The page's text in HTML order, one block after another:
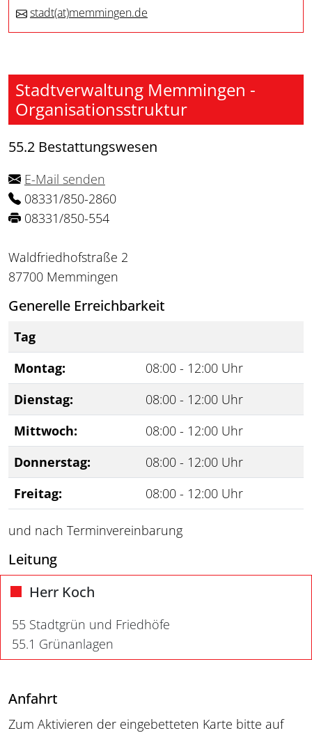
stadt(at)memmingen.de
Stadtverwaltung Memmingen -
Organisationsstruktur
55.2 Bestattungswesen
E-Mail senden
08331/850-2860
08331/850-554
Waldfriedhofstraße 2
87700 Memmingen
Generelle Erreichbarkeit
Tag
Montag:
08:00 - 12:00 Uhr
Dienstag:
08:00 - 12:00 Uhr
Mittwoch:
08:00 - 12:00 Uhr
Donnerstag:
08:00 - 12:00 Uhr
Freitag:
08:00 - 12:00 Uhr
und nach Terminvereinbarung
Leitung
Herr Koch
55 Stadtgrün und Friedhöfe
55.1 Grünanlagen
Anfahrt
Zum Aktivieren der eingebetteten Karte bitte auf